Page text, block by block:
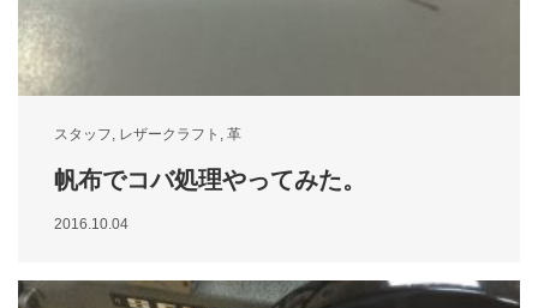
スタッフ, レザークラフト , 革
帆布でコバ処理やってみた。
2016.10.04